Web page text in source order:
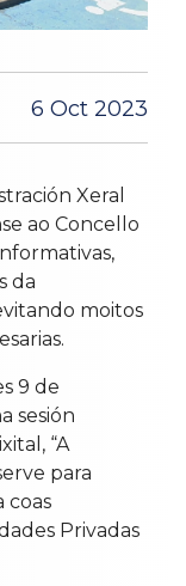
6 Oct 2023
Xeral
ao Concello
da
moitos
9 de
sesión
“A
para
coas
Privadas